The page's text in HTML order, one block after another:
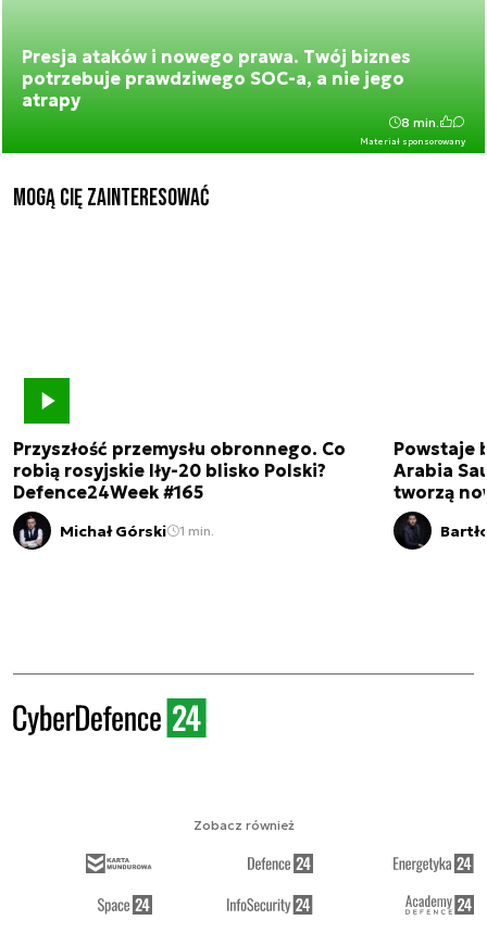
Presja ataków i nowego prawa. Twój biznes
potrzebuje prawdziwego SOC-a, a nie jego
atrapy
Materiał sponsorowany
8 min.
Mogą Cię zainteresować
Przyszłość przemysłu obronnego. Co
robią rosyjskie Iły-20 blisko Polski?
Defence24Week #165
Michał Górski 1 min.
Powstaje
Arabia
tworzą
Zobacz również